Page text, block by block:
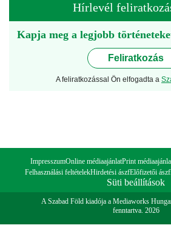
Hírlevél
Kapja meg a legjobb
Feliratkozás
A feliratkozással Ön elfogadta a
ImpresszumOnline médiaajánlatPrint
Felhasználási feltételekHirdetési ászfElőfizetői ászf
Süti beállítások
A Szabad Föld kiadója a Mediaworks
fenntartva. 2026